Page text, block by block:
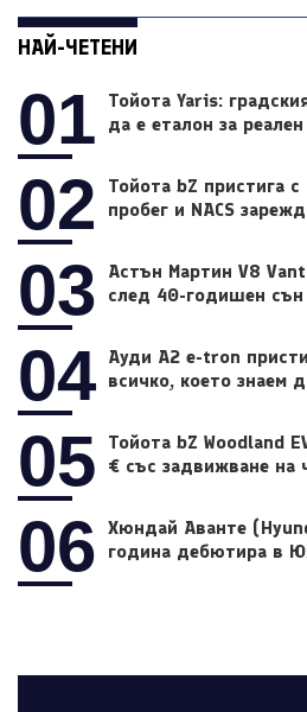
НАЙ-ЧЕТЕНИ
01
Тойота Yaris:
да е еталон за
02
Тойота bZ пристига
пробег и NACS
03
Астън Мартин V8
след 40-годишен сън
04 Ауди A2 e-tron
всичко, което знаем
05
Тойота bZ Woodland
€ със задвижване на
06
Хюндай Аванте
година дебютира в